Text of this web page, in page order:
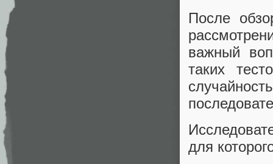
После
важный
таких
для